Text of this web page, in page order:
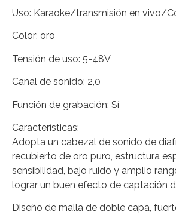
Uso: Karaoke/transmisión en vivo/
Color: oro
Tensión de uso: 5-48V
Canal de sonido: 2,0
Función de grabación: Sí
Características:
Adopta un cabezal de sonido de
recubierto de oro puro, estructura
sensibilidad, bajo ruido y amplio
lograr un buen efecto de captación
Diseño de malla de doble capa,